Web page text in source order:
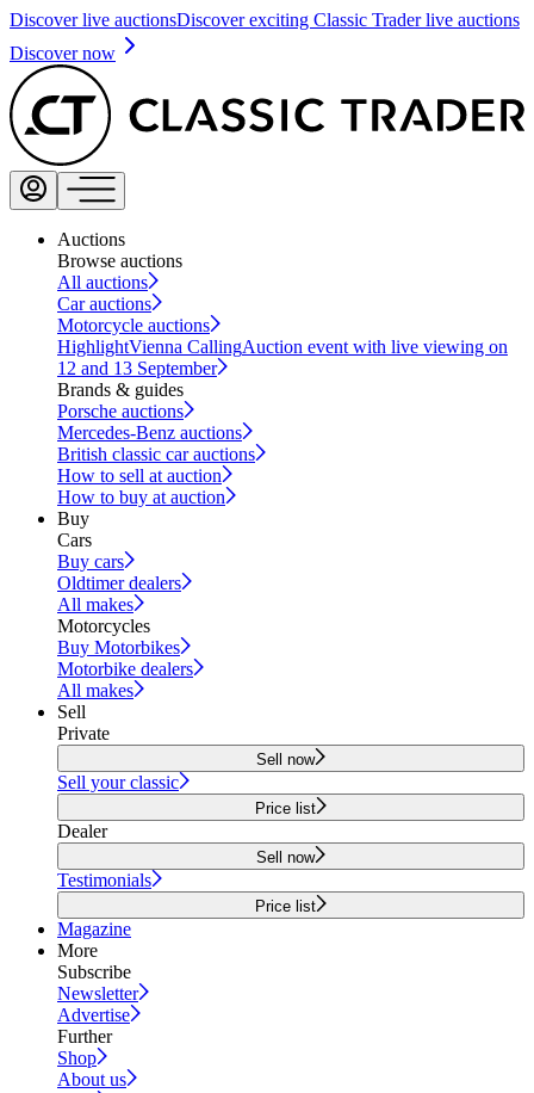
Discover live auctionsDiscover exciting Classic Trader live auctions
Discover now
Auctions
Browse auctions
All auctions
Car auctions
Motorcycle auctions
HighlightVienna CallingAuction event with live viewing on
12 and 13 September
Brands & guides
Porsche auctions
Mercedes-Benz auctions
British classic car auctions
How to sell at auction
How to buy at auction
Buy
Cars
Buy cars
Oldtimer dealers
All makes
Motorcycles
Buy Motorbikes
Motorbike dealers
All makes
Sell
Private
Sell now
Sell your classic
Price list
Dealer
Sell now
Testimonials
Price list
Magazine
More
Subscribe
Newsletter
Advertise
Further
Shop
About us